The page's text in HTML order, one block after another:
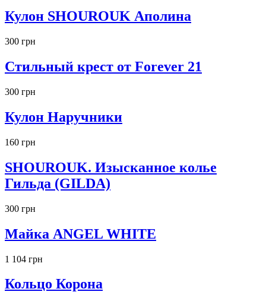
Кулон SHOUROUK Аполина
300 грн
Стильный крест от Forever 21
300 грн
Кулон Наручники
160 грн
SHOUROUK. Изысканное колье
Гильда (GILDA)
300 грн
Майка ANGEL WHITE
1 104 грн
Кольцо Корона